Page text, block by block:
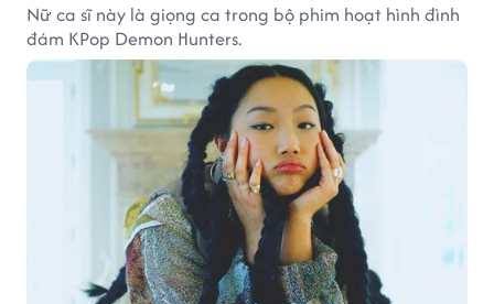
Nữ ca sĩ này là giọng ca trong bộ phim hoạt hình đình
đám KPop Demon Hunters.